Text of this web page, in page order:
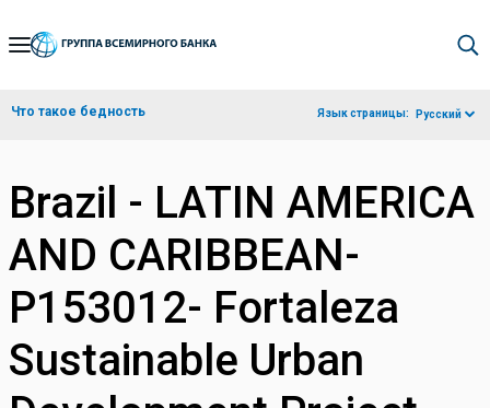
Skip
Navigation
Что такое бедность Язык страницы: Русский
Brazil - LATIN AMERICA
AND CARIBBEAN-
P153012- Fortaleza
Sustainable Urban